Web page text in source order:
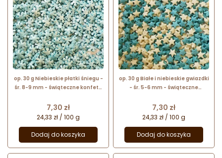
op. 30 g Niebieskie płatki śniegu -
śr. 8-9 mm - świąteczne konfetti
dekoracyjna
Cena
7,30 zł
24,33 zł / 100 g
Dodaj do koszyka
op. 30 g Białe i niebieskie gwiazdki
- śr. 5-6 mm - świąteczne
dekoracyjna
Cena
7,30 zł
24,33 zł / 100 g
Dodaj do koszyka